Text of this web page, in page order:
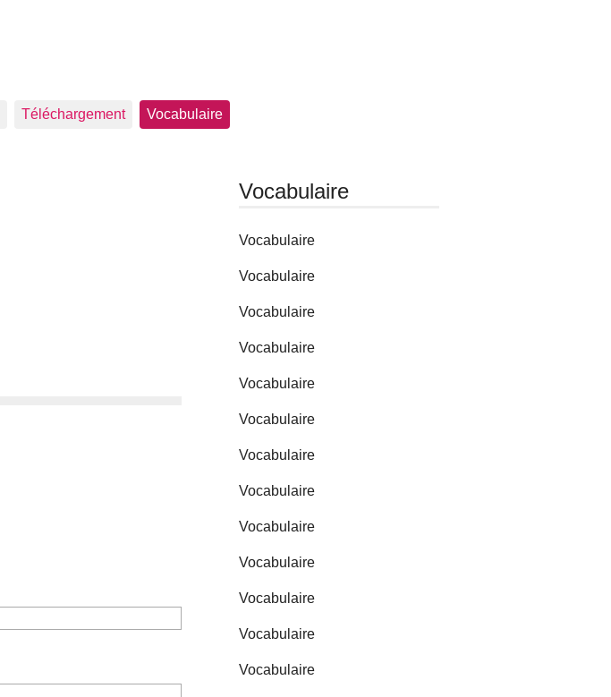
Téléchargement Vocabulaire
Vocabulaire
Vocabulaire
Vocabulaire
Vocabulaire
Vocabulaire
Vocabulaire
Vocabulaire
Vocabulaire
Vocabulaire
Vocabulaire
Vocabulaire
Vocabulaire
Vocabulaire
Vocabulaire